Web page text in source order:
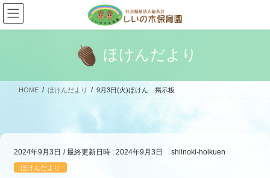
コ
ン
テ
ス
ナ
ビ
ゲ
ン
ほけんだより
HOME ほけんだより 9月3日(火)ほけん 掲示板
2024年9月3日 / 最終更新日時 : 2024年9月3日 shiinoki-hoikuen
ほけんだより